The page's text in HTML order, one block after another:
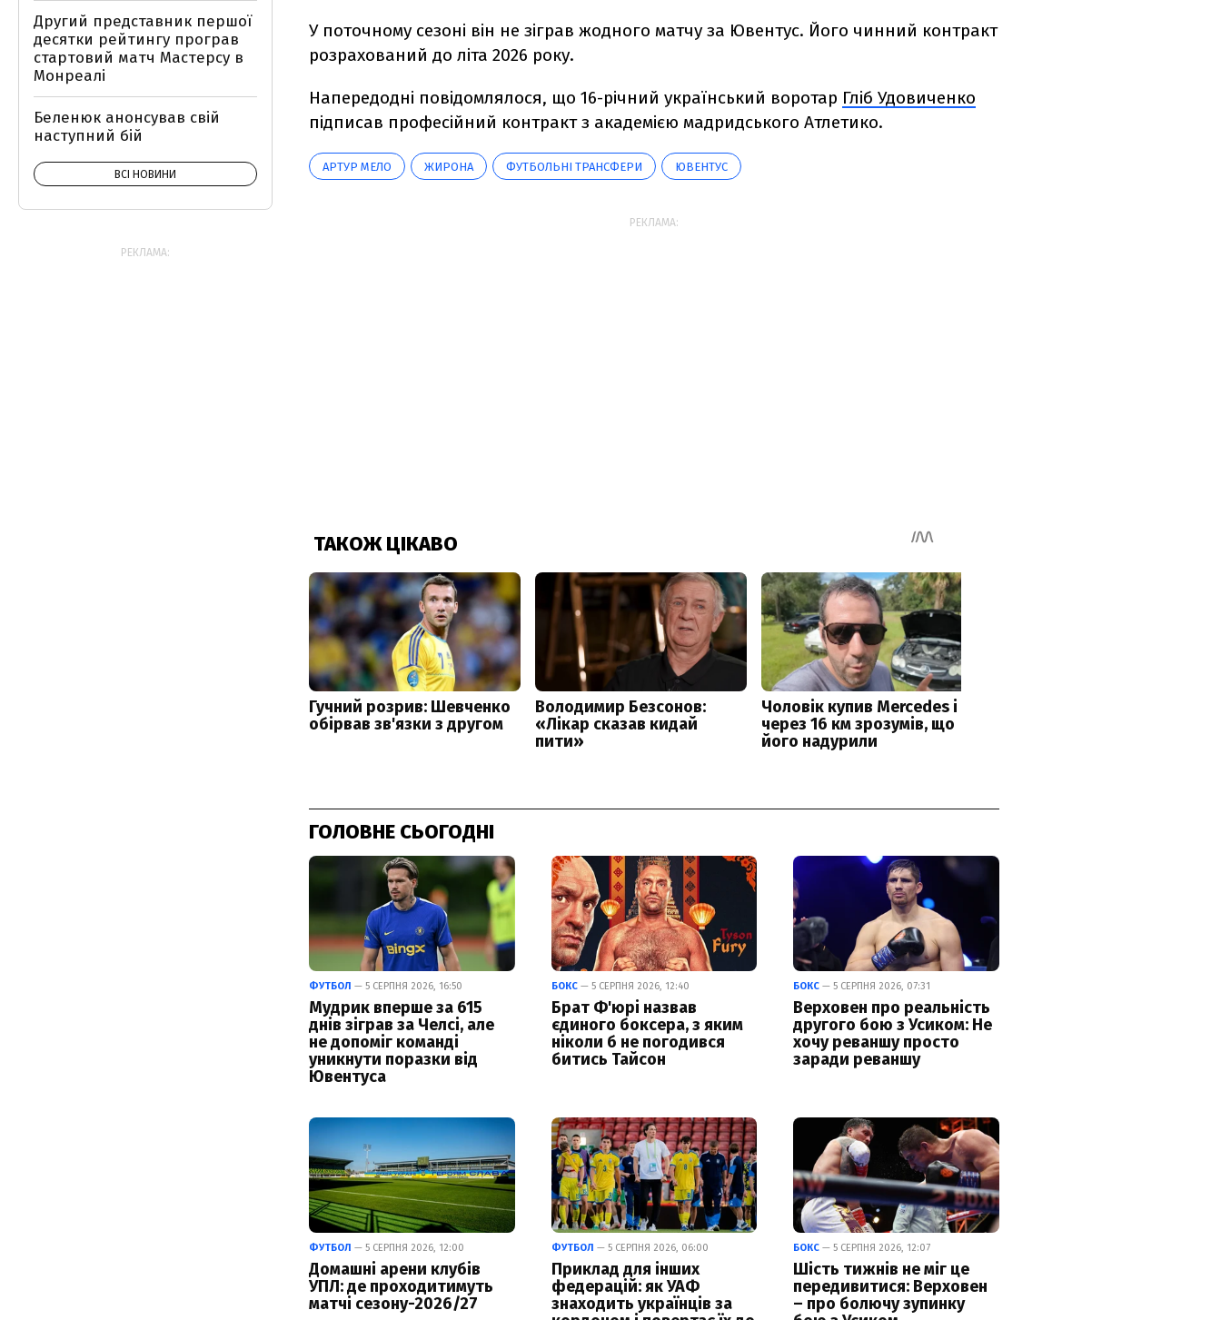
У поточному сезоні він не зіграв жодного матчу за Ювентус. Його чинний контракт
розрахований до літа 2026 року.
Напередодні повідомлялося, що 16-річний український воротар Гліб Удовиченко
підписав професійний контракт з академією мадридського Атлетико.
АРТУР МЕЛО ЖИРОНА ФУТБОЛЬНІ ТРАНСФЕРИ ЮВЕНТУС
РЕКЛАМА:
ГОЛОВНЕ СЬОГОДНІ
ФУТБОЛ — 5 СЕРПНЯ 2026, 16:50
Мудрик вперше за 615
днів зіграв за Челсі, але
не допоміг команді
уникнути поразки від
Ювентуса
БОКС— 5 СЕРПНЯ 2026, 12:40
Брат Ф'юрі назвав
єдиного боксера, з яким
ніколи б не погодився
битись Тайсон
БОКС — 5 СЕРПНЯ 2026, 07:31
Верховен про реальність
другого бою з Усиком: Не
хочу реваншу просто
заради реваншу
ФУТБОЛ — 5 СЕРПНЯ 2026, 12:00
Домашні арени клубів
УПЛ: де проходитимуть
матчі сезону-2026/27
ФУТБОЛ — 5 СЕРПНЯ 2026, 06:00
Приклад для інших
федерацій: як УАФ
знаходить українців за
БОКС — 5 СЕРПНЯ 2026, 12:07
Шість тижнів не міг це
передивитися: Верховен
– про болючу зупинку
Другий представник першої
десятки рейтингу програв
стартовий матч Мастерсу в
Монреалі
Беленюк анонсував свій
наступний бій
ВСІ НОВИНИ
РЕКЛАМА: